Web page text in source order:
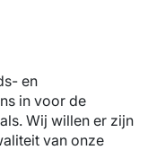
en
in voor de
Wij willen er zijn
van onze